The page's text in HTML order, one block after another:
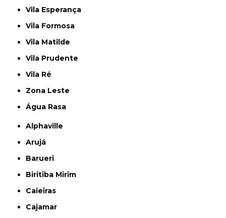
Vila Esperança
Vila Formosa
Vila Matilde
Vila Prudente
Vila Ré
Zona Leste
Água Rasa
Alphaville
Arujá
Barueri
Biritiba Mirim
Caieiras
Cajamar